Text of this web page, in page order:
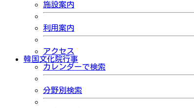
施設案内
利用案内
アクセス
韓国文化院行事
カレンダーで検索
分野別検索